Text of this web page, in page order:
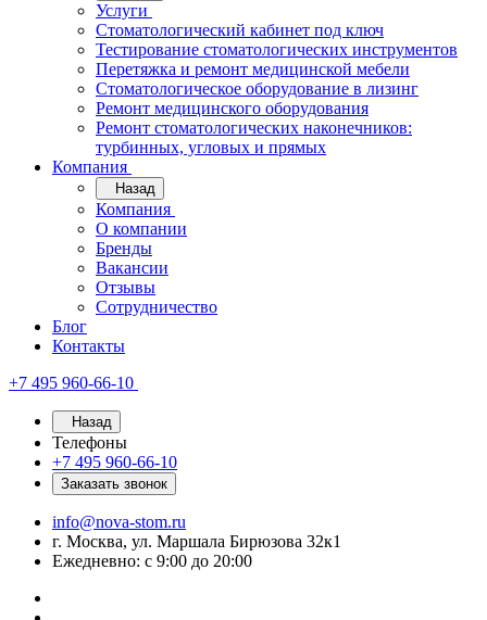
Услуги
Стоматологический кабинет под ключ
Тестирование стоматологических инструментов
Перетяжка и ремонт медицинской мебели
Стоматологическое оборудование в лизинг
Ремонт медицинского оборудования
Ремонт стоматологических наконечников:
турбинных, угловых и прямых
Компания
Назад
Компания
О компании
Бренды
Вакансии
Отзывы
Сотрудничество
Блог
Контакты
+7 495 960-66-10
Назад
Телефоны
+7 495 960-66-10
Заказать звонок
info@nova-stom.ru
г. Москва, ул. Маршала Бирюзова 32к1
Ежедневно: с 9:00 до 20:00